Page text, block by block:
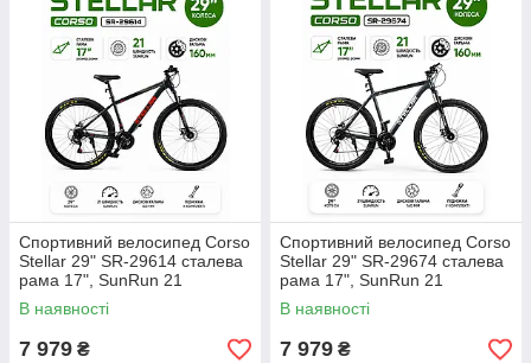
Спортивний велосипед Corso
Stellar 29" SR-29614 сталева
рама 17", SunRun 21
швидкість, дискові гальма
160мм, підніжка, зібраний на
В наявності
7 979 ₴
Спортивний велосипед Corso
Stellar 29" SR-29674 сталева
рама 17", SunRun 21
швидкість, дискові гальма
160мм, підніжка, зібраний на
В наявності
7 979 ₴